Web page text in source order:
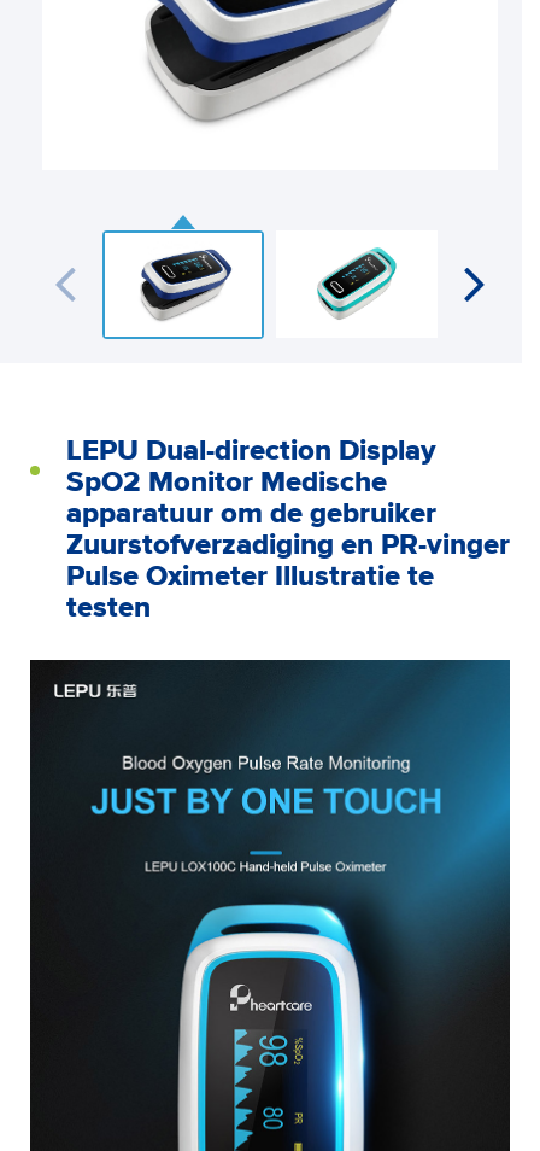
LEPU Dual-direction Display
SpO2 Monitor Medische
apparatuur om de gebruiker
Zuurstofverzadiging en PR-vinger
Pulse Oximeter Illustratie te
testen